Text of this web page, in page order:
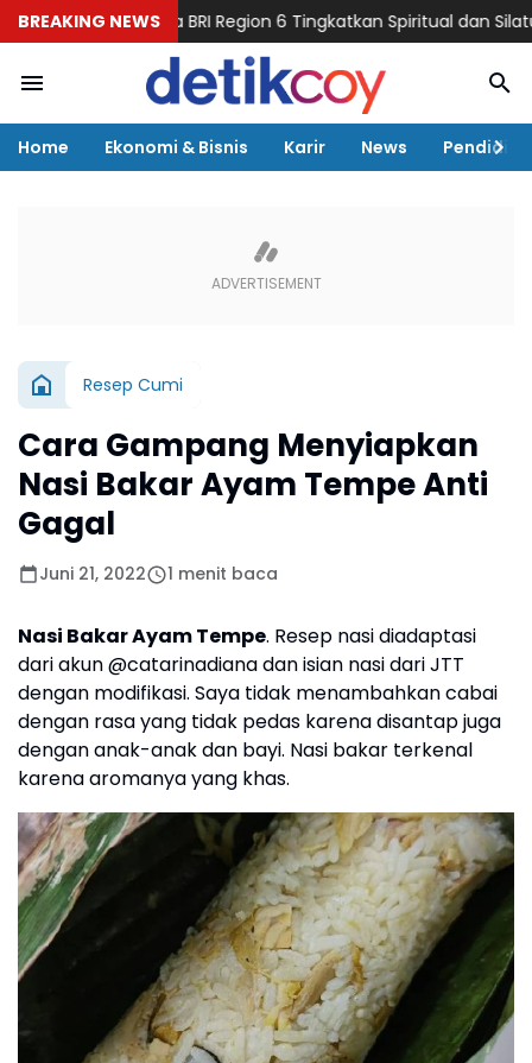
BREAKING NEWS
Bersama BRI Region 6 Tingkatkan Spiritual dan Silaturahmi
Home Ekonomi & Bisnis Karir News
Resep Cumi
Cara Gampang Menyiapkan
Nasi Bakar Ayam Tempe Anti
Gagal
Juni 21, 2022 1 menit baca
Nasi Bakar Ayam Tempe. Resep nasi diadaptasi
dari akun @catarinadiana dan isian nasi dari JTT
dengan modifikasi. Saya tidak menambahkan cabai
dengan rasa yang tidak pedas karena disantap juga
dengan anak-anak dan bayi. Nasi bakar terkenal
karena aromanya yang khas.